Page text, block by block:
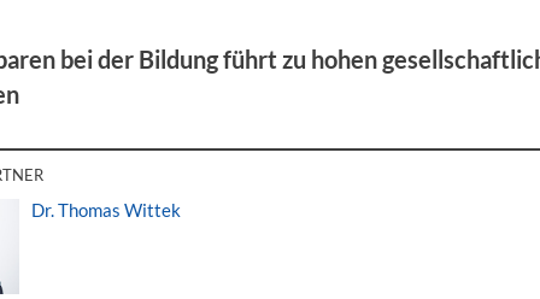
bei der Bildung führt zu hohen
Dr. Thomas Wittek